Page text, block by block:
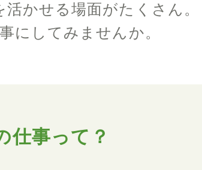
活かせる場面がたくさん。
にしてみませんか。
仕事って？